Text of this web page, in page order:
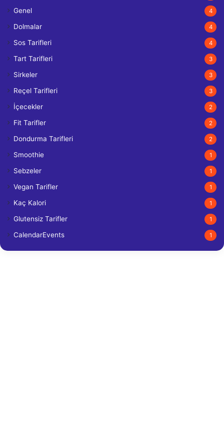
Genel 4
Dolmalar 4
Sos Tarifleri 4
Tart Tarifleri 3
Sirkeler 3
Reçel Tarifleri 3
İçecekler 2
Fit Tarifler 2
Dondurma Tarifleri 2
Smoothie 1
Sebzeler 1
Vegan Tarifler 1
Kaç Kalori 1
Glutensiz Tarifler 1
CalendarEvents 1